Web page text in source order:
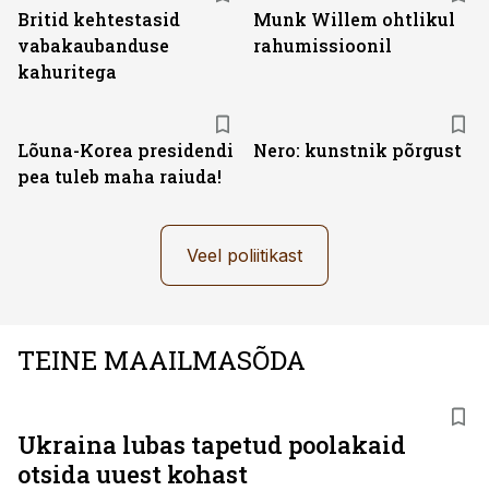
Britid kehtestasid
vabakaubanduse
kahuritega
Munk Willem ohtlikul
rahumissioonil
Lõuna-Korea presidendi
pea tuleb maha raiuda!
Nero: kunstnik põrgust
Veel poliitikast
TEINE MAAILMASÕDA
Ukraina lubas tapetud poolakaid
otsida uuest kohast